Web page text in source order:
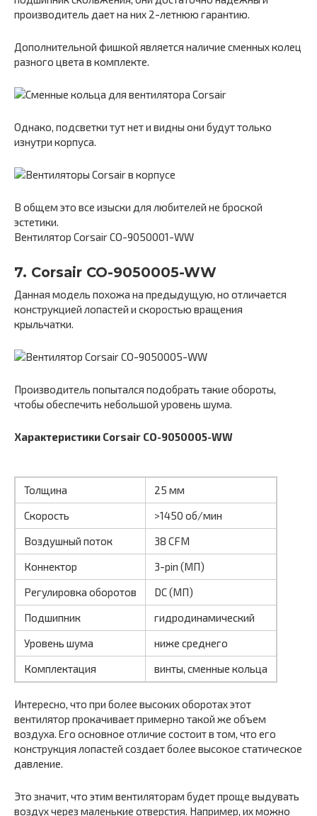
производитель дает на них 2-летнюю гарантию.
Дополнительной фишкой является наличие сменных колец
разного цвета в комплекте.
Однако, подсветки тут нет и видны они будут только
изнутри корпуса.
В общем это все изыски для любителей не броской
эстетики.
Вентилятор Corsair CO-9050001-WW
7. Corsair CO-9050005-WW
Данная модель похожа на предыдущую, но отличается
конструкцией лопастей и скоростью вращения
крыльчатки.
Производитель попытался подобрать такие обороты,
чтобы обеспечить небольшой уровень шума.
Характеристики Corsair CO-9050005-WW
Толщина
25 мм
Скорость
>1450 об/мин
Воздушный поток
38 CFM
Коннектор
3-pin (МП)
Регулировка оборотов
DC (МП)
Подшипник
гидродинамический
Уровень шума
ниже среднего
Комплектация
винты, сменные кольца
Интересно, что при более высоких оборотах этот
вентилятор прокачивает примерно такой же объем
воздуха. Его основное отличие состоит в том, что его
конструкция лопастей создает более высокое статическое
давление.
Это значит, что этим вентиляторам будет проще выдувать
воздух через маленькие отверстия. Например, их можно